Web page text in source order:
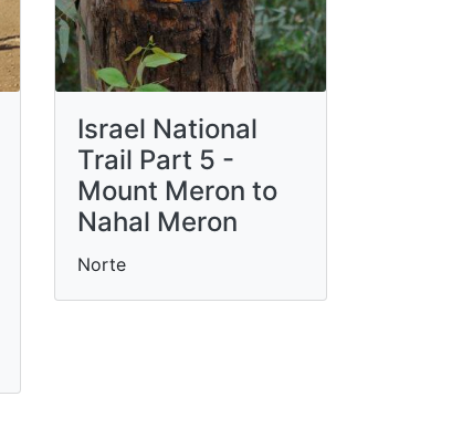
Israel National
Trail Part 5 -
Mount Meron to
Nahal Meron
Norte